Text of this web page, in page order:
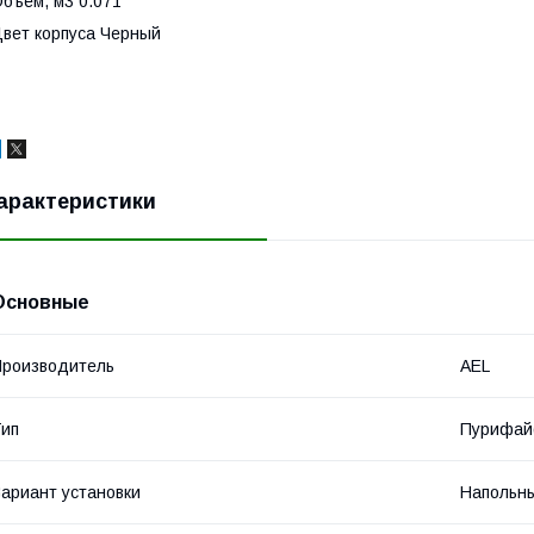
корпуса Черный
AEL
установки